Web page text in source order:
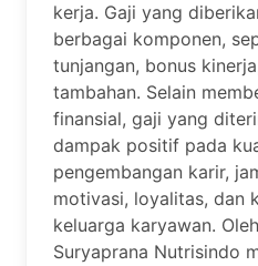
kerja. Gaji yang
berbagai komponen,
tunjangan, bonus
tambahan. Selain
finansial, gaji yang
dampak positif pada
pengembangan karir,
motivasi, loyalitas, dan
keluarga karyawan.
Suryaprana Nutrisindo